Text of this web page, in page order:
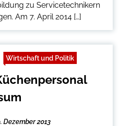
zu Servicetechnikern
Am 7. April 2014 […]
Wirtschaft und Politik
Dezember 2013